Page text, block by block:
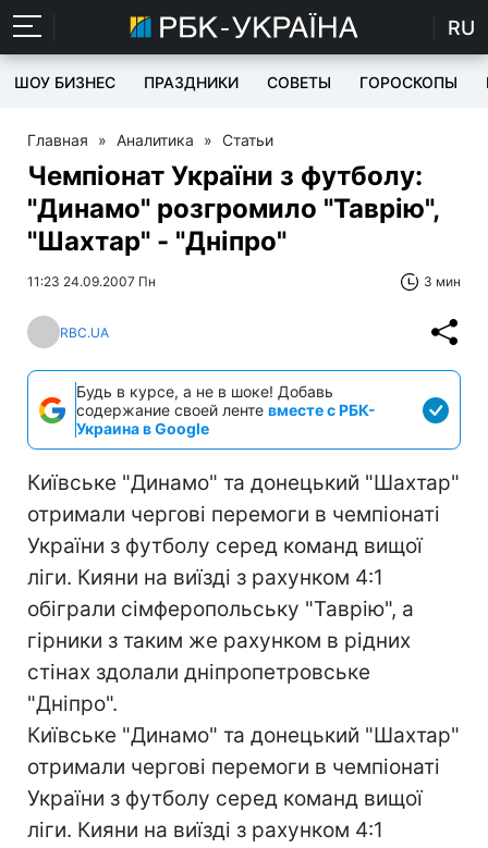
RU
ШОУ БИЗНЕС ПРАЗДНИКИ СОВЕТЫ ГОРОСКОПЫ
Главная » Аналитика » Статьи
Чемпіонат України з футболу:
"Динамо" розгромило "Таврію",
"Шахтар" - "Дніпро"
11:23 24.09.2007 Пн 3 мин
RBC.UA
Будь в курсе, а не в шоке! Добавь
содержание своей ленте вместе с РБК-
Украина в Google
Київське "Динамо" та донецький "Шахтар"
отримали чергові перемоги в чемпіонаті
України з футболу серед команд вищої
ліги. Кияни на виїзді з рахунком 4:1
обіграли сімферопольську "Таврію", а
гірники з таким же рахунком в рідних
стінах здолали дніпропетровське
"Дніпро".
Київське "Динамо" та донецький "Шахтар"
отримали чергові перемоги в чемпіонаті
України з футболу серед команд вищої
ліги. Кияни на виїзді з рахунком 4:1